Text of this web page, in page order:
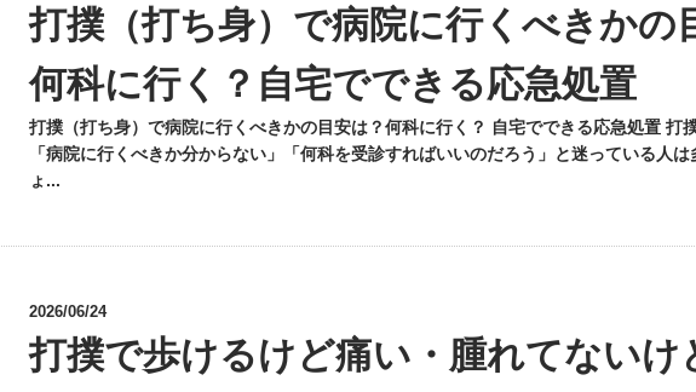
打撲（打ち身）で病院に行くべきかの
何科に行く？自宅でできる応急処置
打撲（打ち身）で病院に行くべきかの目安は？何科に行く？ 自宅でできる応急処置 打
「病院に行くべきか分からない」「何科を受診すればいいのだろう」と迷っている人
ょ...
2026/06/24
打撲で歩けるけど痛い・腫れてないけ